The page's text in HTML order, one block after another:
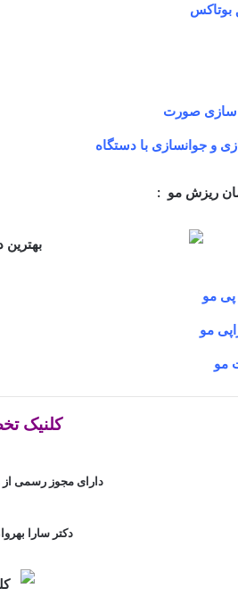
بوتاکس
سازی صورت
و جوانسازی با دستگاه
ریزش مو :
پی مو
مو
مو
کلنیک
دارای مجوز رسمی
دکتر سارا